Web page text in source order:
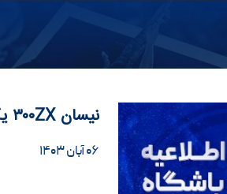
نیسان ۳۰۰ZX یک افسانه ژاپنی+ویدئو
۰۶ آبان ۱۴۰۳